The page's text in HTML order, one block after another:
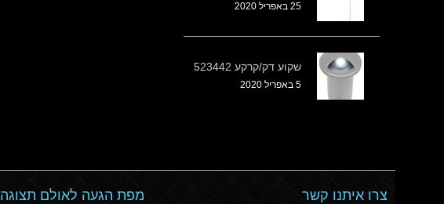
25 באפריל 2020
שקוע דק/קרקע 523442
5 באפריל 2020
צרו איתנו קשר מפת הגעה לאולם תצוגה